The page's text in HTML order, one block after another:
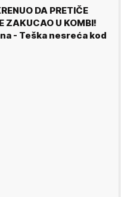
DA PRETIČE
ZAKUCAO U KOMBI!
- Teška nesreća kod